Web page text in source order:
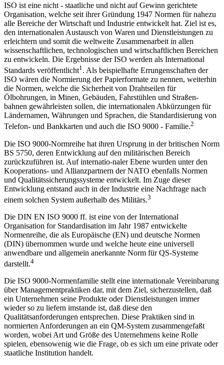
ISO ist eine nicht - staatliche und nicht auf Gewinn gerichtete
Organisation, welche seit ihrer Gründung 1947 Normen für nahezu
alle Bereiche der Wirtschaft und Industrie entwickelt hat. Ziel ist es,
den internationalen Austausch von Waren und Dienstleistungen zu
erleichtern und somit die weltweite Zusammenarbeit in allen
wissenschaftlichen, technologischen und wirtschaftlichen Bereichen
zu entwickeln. Die Ergebnisse der ISO werden als International
Standards veröffentlicht1 . Als beispielhafte Errungenschaften der
ISO wären die Normierung der Papierformate zu nennen, weiterhin
die Normen, welche die Sicherheit von Drahtseilen für
Ölbohrungen, in Minen, Gebäuden, Fahrstühlen und Straßen-
bahnen gewährleisten sollen, die internationalen Abkürzungen für
Ländernamen, Währungen und Sprachen, die Standardisierung von
Telefon- und Bankkarten und auch die ISO 9000 - Familie.2
Die ISO 9000-Normreihe hat ihren Ursprung in der britischen Norm
BS 5750, deren Entwicklung auf den militärischen Bereich
zurückzuführen ist. Auf internatio-naler Ebene wurden unter den
Kooperations- und Allianzpartnern der NATO ebenfalls Normen
und Qualitätssicherungssysteme entwickelt. Im Zuge dieser
Entwicklung entstand auch in der Industrie eine Nachfrage nach
einem solchen System außerhalb des Militärs.3
Die DIN EN ISO 9000 ff. ist eine von der International
Organisation for Standardisation im Jahr 1987 entwickelte
Normenreihe, die als Europäische (EN) und deutsche Normen
(DIN) übernommen wurde und welche heute eine universell
anwendbare und allgemein anerkannte Norm für QS-Systeme
darstellt.4
Die ISO 9000-Normenfamilie stellt eine internationale Vereinbarung
über Managementpraktiken dar, mit dem Ziel, sicherzustellen, daß
ein Unternehmen seine Produkte oder Dienstleistungen immer
wieder so zu liefern imstande ist, daß diese den
Qualitätsanforderungen entsprechen. Diese Praktiken sind in
normierten Anforderungen an ein QM-System zusammengefaßt
worden, wobei Art und Größe des Unternehmens keine Rolle
spielen, ebensowenig wie die Frage, ob es sich um eine private oder
staatliche Institution handelt.